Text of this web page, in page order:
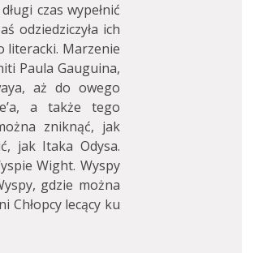
czas wypełnić
odziedziczyła ich
literacki. Marzenie
Paula Gauguina,
aż do owego
a także tego
zniknąć, jak
jak Itaka Odysa.
Wight. Wyspy
gdzie można
lecący ku